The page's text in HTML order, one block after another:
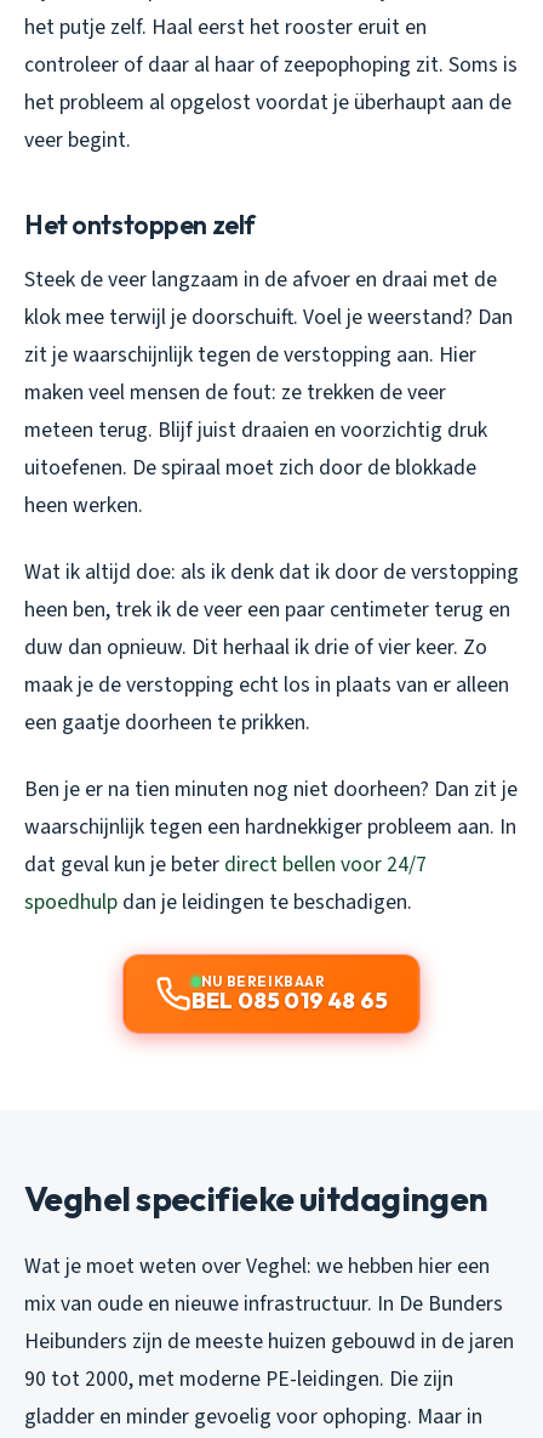
het putje zelf. Haal eerst het rooster eruit en
controleer of daar al haar of zeepophoping zit. Soms is
het probleem al opgelost voordat je überhaupt aan de
veer begint.
Het ontstoppen zelf
Steek de veer langzaam in de afvoer en draai met de
klok mee terwijl je doorschuift. Voel je weerstand? Dan
zit je waarschijnlijk tegen de verstopping aan. Hier
maken veel mensen de fout: ze trekken de veer
meteen terug. Blijf juist draaien en voorzichtig druk
uitoefenen. De spiraal moet zich door de blokkade
heen werken.
Wat ik altijd doe: als ik denk dat ik door de verstopping
heen ben, trek ik de veer een paar centimeter terug en
duw dan opnieuw. Dit herhaal ik drie of vier keer. Zo
maak je de verstopping echt los in plaats van er alleen
een gaatje doorheen te prikken.
Ben je er na tien minuten nog niet doorheen? Dan zit je
waarschijnlijk tegen een hardnekkiger probleem aan. In
dat geval kun je beter direct bellen voor 24/7
spoedhulp dan je leidingen te beschadigen.
NU BEREIKBAAR
BEL 085 019 48 65
Veghel specifieke uitdagingen
Wat je moet weten over Veghel: we hebben hier een
mix van oude en nieuwe infrastructuur. In De Bunders
Heibunders zijn de meeste huizen gebouwd in de jaren
90 tot 2000, met moderne PE-leidingen. Die zijn
gladder en minder gevoelig voor ophoping. Maar in